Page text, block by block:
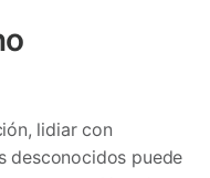
lidiar con
desconocidos puede